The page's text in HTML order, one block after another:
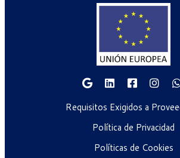
Requisitos Exigidos a
Política de Privacidad
Políticas de Cookies